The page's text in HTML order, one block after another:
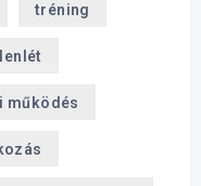
tréning
működés